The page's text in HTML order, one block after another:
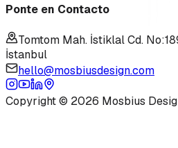
Ponte en Contacto
Tomtom Mah. İstiklal Cd.
İstanbul
hello@mosbiusdesign.com
Copyright © 2026 Mosbius